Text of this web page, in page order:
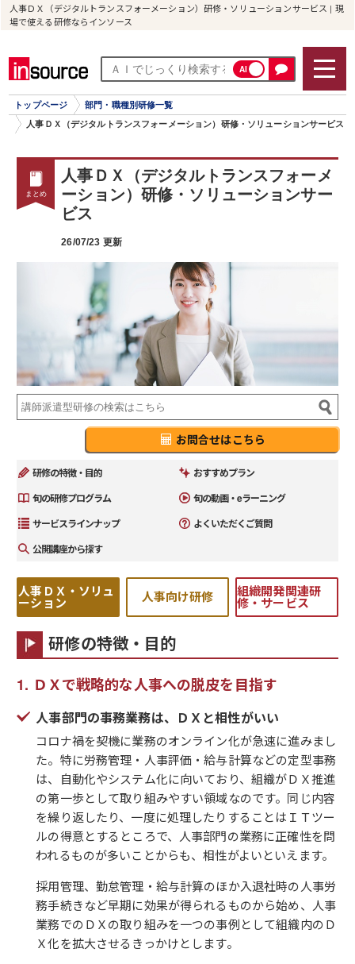
人事ＤＸ（デジタルトランスフォーメーション）研修・ソリューションサービス | 現
場で使える研修ならインソース
AI
トップページ
部門・職種別研修一覧
人事ＤＸ（デジタルトランスフォーメーション）研修・ソリューションサービス
人事ＤＸ（デジタルトランスフォーメ
ーション）研修・ソリューションサー
ビス
26/07/23 更新
お問合せはこちら
研修の特徴・目的
おすすめプラン
旬の研修プログラム
旬の動画・eラーニング
サービスラインナップ
よくいただくご質問
公開講座から探す
人事ＤＸ・ソリュ
ーション 人事向け研修 組織開発関連研
修・サービス
研修の特徴・目的
ＤＸで戦略的な人事への脱皮を目指す
人事部門の事務業務は、ＤＸと相性がいい
コロナ禍を契機に業務のオンライン化が急速に進みまし
た。特に労務管理・人事評価・給与計算などの定型事務
は、自動化やシステム化に向いており、組織がＤＸ推進
の第一歩として取り組みやすい領域なのです。同じ内容
を繰り返したり、一度に処理したりすることはＩＴツー
ルの得意とするところで、人事部門の業務に正確性を問
われるものが多いことからも、相性がよいといえます。
採用管理、勤怠管理・給与計算のほか入退社時の人事労
務手続きなど早期に効果が得られるものから始め、人事
業務でのＤＸの取り組みを一つの事例として組織内のＤ
Ｘ化を拡大させるきっかけとします。